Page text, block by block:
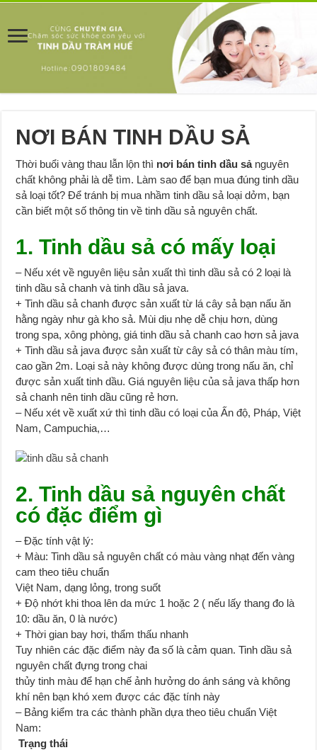
NƠI BÁN TINH DẦU SẢ
Thời buổi vàng thau lẫn lộn thì nơi bán tinh dầu sảnguyên
chất không phải là dễ tìm. Làm sao để bạn mua đúng tinh dầu
sả loại tốt? Để tránh bị mua nhầm tinh dầu sả loại dởm, bạn
cần biết một số thông tin về tinh dầu sả nguyên chất.
1. Tinh dầu sả có mấy loại
– Nếu xét về nguyên liệu sản xuất thì tinh dầu sả có 2 loại là
tinh dầu sả chanh và tinh dầu sả java.
+ Tinh dầu sả chanh được sản xuất từ lá cây sả bạn nấu ăn
hằng ngày như gà kho sả. Mùi dịu nhẹ dễ chịu hơn, dùng
trong spa, xông phòng, giá tinh dầu sả chanh cao hơn sả java
+ Tinh dầu sả java được sản xuất từ cây sả có thân màu tím,
cao gần 2m. Loại sả này không được dùng trong nấu ăn, chỉ
được sản xuất tinh dầu. Giá nguyên liệu của sả java thấp hơn
sả chanh nên tinh dầu cũng rẻ hơn.
– Nếu xét về xuất xứ thì tinh dầu có loại của Ấn độ, Pháp, Việt
Nam, Campuchia,…
2. Tinh dầu sả nguyên chất
có đặc điểm gì
– Đặc tính vật lý:
+ Màu: Tinh dầu sả nguyên chất có màu vàng nhạt đến vàng
cam theo tiêu chuẩn
Việt Nam, dạng lỏng, trong suốt
+ Độ nhớt khi thoa lên da mức 1 hoặc 2 ( nếu lấy thang đo là
10: dầu ăn, 0 là nước)
+ Thời gian bay hơi, thẩm thấu nhanh
Tuy nhiên các đặc điểm này đa số là cảm quan. Tinh dầu sả
nguyên chất đựng trong chai
thủy tinh màu để hạn chế ảnh hưởng do ánh sáng và không
khí nên bạn khó xem được các đặc tính này
– Bảng kiểm tra các thành phần dựa theo tiêu chuẩn Việt
Nam:
Trạng thái